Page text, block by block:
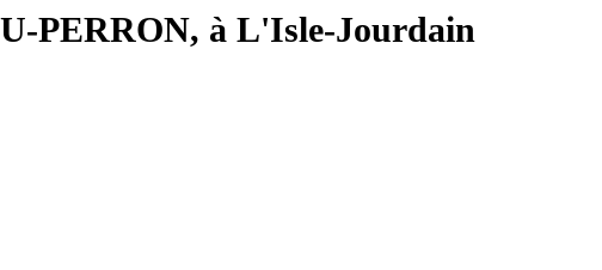
PERRON, à L'Isle-Jourdain